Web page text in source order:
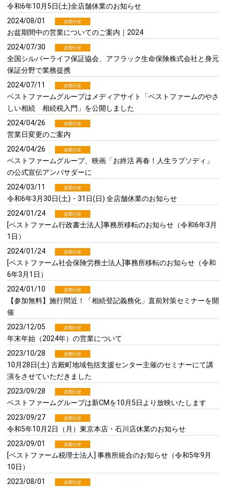
令和6年10月5日(土)全店舗休業のお知らせ
2024/08/01
お盆期間中の営業についてのご案内｜2024
2024/07/30
全国シルバーライフ保証協会、アフラック生命保険株式会社と身元
保証分野で業務提携
2024/07/11
ベストファームグループはメディアサイト「ベストファームのやさ
しい相続 相続税入門」を公開しました
2024/04/26
営業日変更のご案内
2024/04/26
ベストファームグループ、映画「お終活 再春！人生ラプソディ」
の公式宣伝アンバサダーに
2024/03/11
令和6年3月30日(土)・31日(日) 全店舗休業のお知らせ
2024/01/24
[ベストファーム行政書士法人]事務所移転のお知らせ（令和6年3月
1日）
2024/01/24
[ベストファーム社会保険労務士法人]事務所移転のお知らせ（令和
6年3月1日）
2024/01/10
【参加無料】施行間近！「相続登記義務化」直前対策セミナーを開
催
2023/12/05
年末年始（2024年）の営業について
2023/10/28
10月28日(土) 古殿町地域包括支援センター主催のセミナーにて講
演をさせていただきました
2023/09/28
ベストファームグループは新CMを10月5日より放映いたします
2023/09/27
令和5年10月2日（月）東京本店・石川店休業のお知らせ
2023/09/01
[ベストファーム税理士法人] 事務所統合のお知らせ（令和5年9月
10日）
2023/08/01